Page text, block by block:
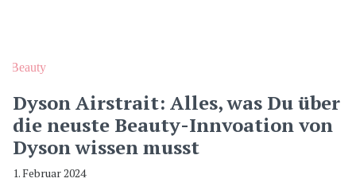
Beauty
Dyson Airstrait: Alles, was Du über
die neuste Beauty-Innvoation von
Dyson wissen musst
1. Februar 2024